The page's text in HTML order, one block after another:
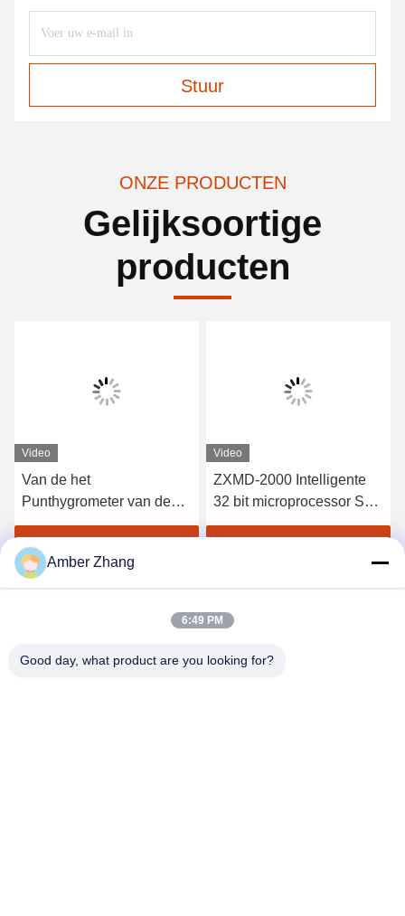
Stuur
ONZE PRODUCTEN
Gelijksoortige
producten
Video
Van de het
Punthygrometer van de
hoge Precisiesf6 Dauw
AC 220V Voedingkromme
het Tonen
Video
ZXMD-2000 Intelligente
32 bit microprocessor SF6
Density Relay Calibrator
Amber Zhang
6:49 PM
Good day, what product are you looking for?